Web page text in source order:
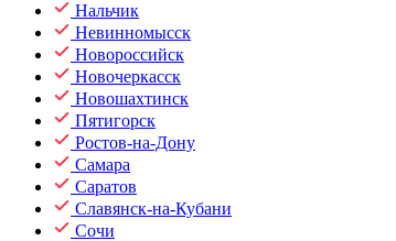
Нальчик
Невинномысск
Новороссийск
Новочеркасск
Новошахтинск
Пятигорск
Ростов-на-Дону
Самара
Саратов
Славянск-на-Кубани
Сочи